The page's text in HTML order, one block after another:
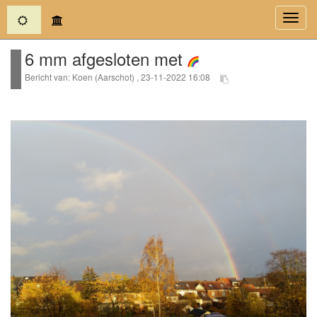
(current)
6 mm afgesloten met
Bericht van: Koen (Aarschot) , 23-11-2022 16:08